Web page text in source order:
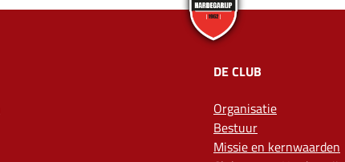
DE CLUB
Organisatie
Bestuur
Missie en kernwaarden